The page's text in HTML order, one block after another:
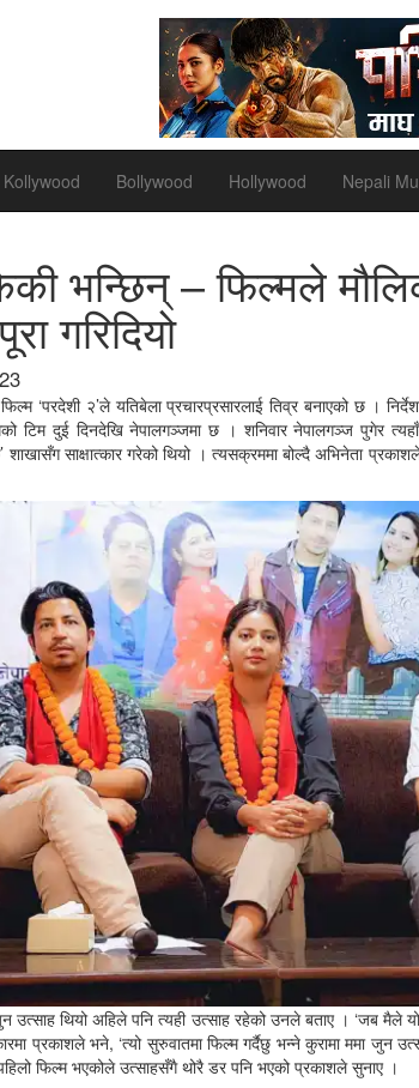
Kollywood Bollywood Hollywood Nepali
भन्छिन् – फिल्मले
गरिदियो
‘परदेशी २’ले यतिबेला प्रचारप्रसारलाई तिव्र बनाएको छ ।
टिम दुई दिनदेखि नेपालगञ्जमा छ । शनिवार नेपालगञ्ज पुगेर
साक्षात्कार गरेको थियो । त्यसक्रममा बोल्दै अभिनेता
उत्साह थियो अहिले पनि त्यही उत्साह रहेको उनले बताए । ‘जब मैले यो
प्रकाशले भने, ‘त्यो सुरुवातमा फिल्म गर्दैछु भन्ने कुरामा ममा जुन
फिल्म भएकोले उत्साहसँगै थोरै डर पनि भएको प्रकाशले सुनाए ।